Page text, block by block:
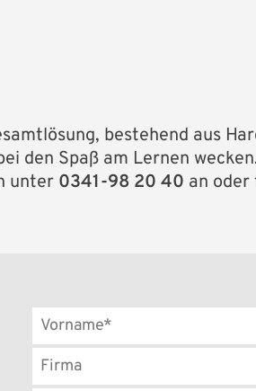
bestehend aus
den Spaß am Lernen
unter 0341-98 20 40 an